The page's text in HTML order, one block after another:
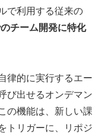
で利用する従来の
チーム開発に特化
律的に実行するエー
び出せるオンデマン
の機能は、新しい課
トリガーに、リポジ